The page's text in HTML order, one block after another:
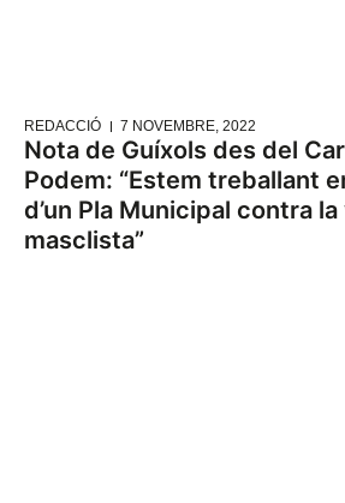
REDACCIÓ 7 NOVEMBRE, 2022
Nota de Guíxols des del
Podem: “Estem treballant
d’un Pla Municipal contra
masclista”